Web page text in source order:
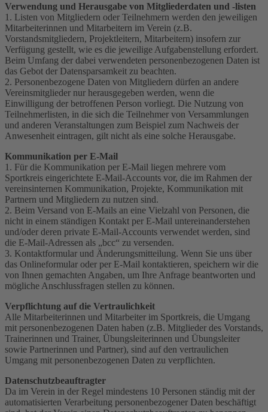
Verwendung und Herausgabe von Mitgliederdaten und -listen
1. Listen von Mitgliedern oder Teilnehmern werden den jeweiligen
Mitarbeiterinnen und Mitarbeitern im Verein (z.B.
Vorstandsmitgliedern, Projektleitern, Mitarbeitern) insofern zur
Verfügung gestellt, wie es die jeweilige Aufgabenstellung erfordert.
Beim Umfang der dabei verwendeten personenbezogenen Daten ist
das Gebot der Datensparsamkeit zu beachten.
2. Personenbezogene Daten von Mitgliedern dürfen an andere
Vereinsmitglieder nur herausgegeben werden, wenn die
Einwilligung der betroffenen Person vorliegt. Die Nutzung von
Teilnehmerlisten, in die sich die Teilnehmer von Versammlungen
und anderen Veranstaltungen zum Beispiel zum Nachweis der
Anwesenheit eintragen, gilt nicht als eine solche Herausgabe.
Kommunikation per E-Mail
1. Für die Kommunikation per E-Mail liegen mehrere vom
Sportkreis eingerichtete E-Mail-Accounts vor, die im Rahmen der
vereinsinternen Kommunikation, Projekte, Kommunikation mit
Partnern und Mitgliedern zu nutzen sind.
2. Beim Versand von E-Mails an eine Vielzahl von Personen, die
nicht in einem ständigen Kontakt per E-Mail untereinanderstehen
und/oder deren private E-Mail-Accounts verwendet werden, sind
die E-Mail-Adressen als „bcc“ zu versenden.
3. Kontaktformular und Änderungsmitteilung. Wenn Sie uns über
das Onlineformular oder per E-Mail kontaktieren, speichern wir die
von Ihnen gemachten Angaben, um Ihre Anfrage beantworten und
mögliche Anschlussfragen stellen zu können.
Verpflichtung auf die Vertraulichkeit
Alle Mitarbeiterinnen und Mitarbeiter im Sportkreis, die Umgang
mit personenbezogenen Daten haben (z.B. Mitglieder des Vorstands,
Trainerinnen und Trainer, Übungsleiterinnen und Übungsleiter
sowie Partnerinnen und Partner), sind auf den vertraulichen
Umgang mit personenbezogenen Daten zu verpflichten.
Datenschutzbeauftragter
Da im Verein in der Regel mindestens 10 Personen ständig mit der
automatisierten Verarbeitung personenbezogener Daten beschäftigt